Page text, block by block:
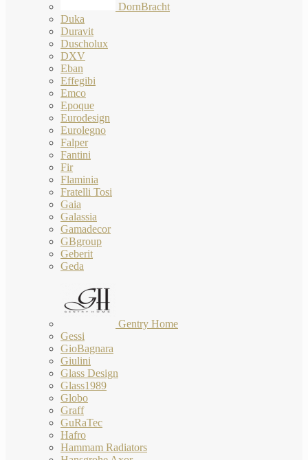
DornBracht
Duka
Duravit
Duscholux
DXV
Eban
Effegibi
Emco
Epoque
Eurodesign
Eurolegno
Falper
Fantini
Fir
Flaminia
Fratelli Tosi
Gaia
Galassia
Gamadecor
GBgroup
Geberit
Geda
Gentry Home
Gessi
GioBagnara
Giulini
Glass Design
Glass1989
Globo
Graff
GuRaTec
Hafro
Hammam Radiators